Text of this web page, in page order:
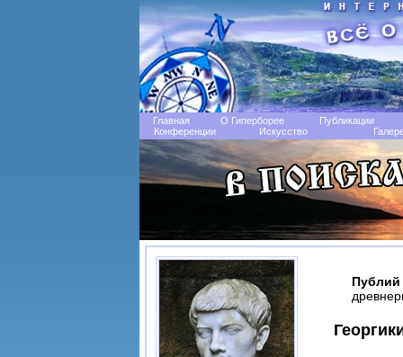
Главная О Гиперборее
Публикации
Конференции
Искусство